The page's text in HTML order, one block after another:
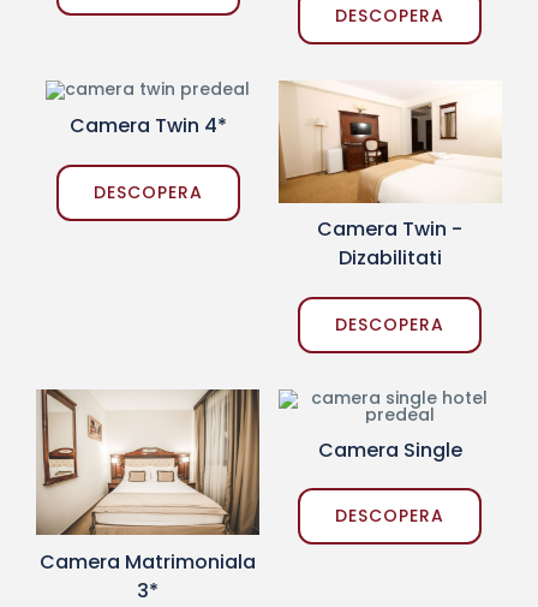
DESCOPERA
Camera Twin 4*
DESCOPERA
Camera Twin -
Dizabilitati
DESCOPERA
Camera Matrimoniala
3*
Camera Single
DESCOPERA